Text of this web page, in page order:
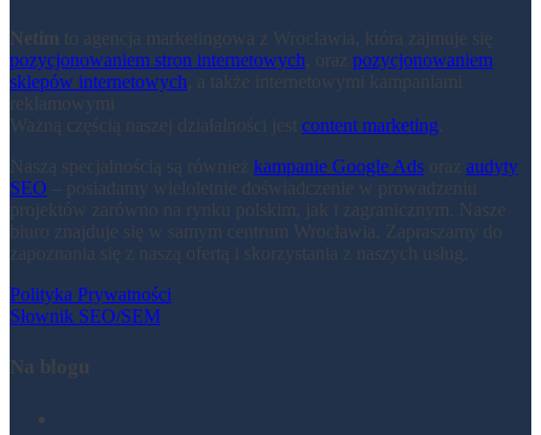
Netim to agencja marketingowa z Wrocławia, która zajmuje się
pozycjonowaniem stron internetowych , oraz pozycjonowaniem
sklepów internetowych , a także internetowymi kampaniami
reklamowymi
Ważną częścią naszej działalności jest content marketing
Naszą specjalnością są również kampanie Google Ads oraz audyty
SEO – posiadamy wieloletnie doświadczenie w prowadzeniu
projektów zarówno na rynku polskim, jak i zagranicznym. Nasze
biuro znajduje się w samym centrum Wrocławia. Zapraszamy do
zapoznania się z naszą ofertą i skorzystania z naszych usług.
Polityka Prywatności
Słownik SEO/SEM
Na blogu